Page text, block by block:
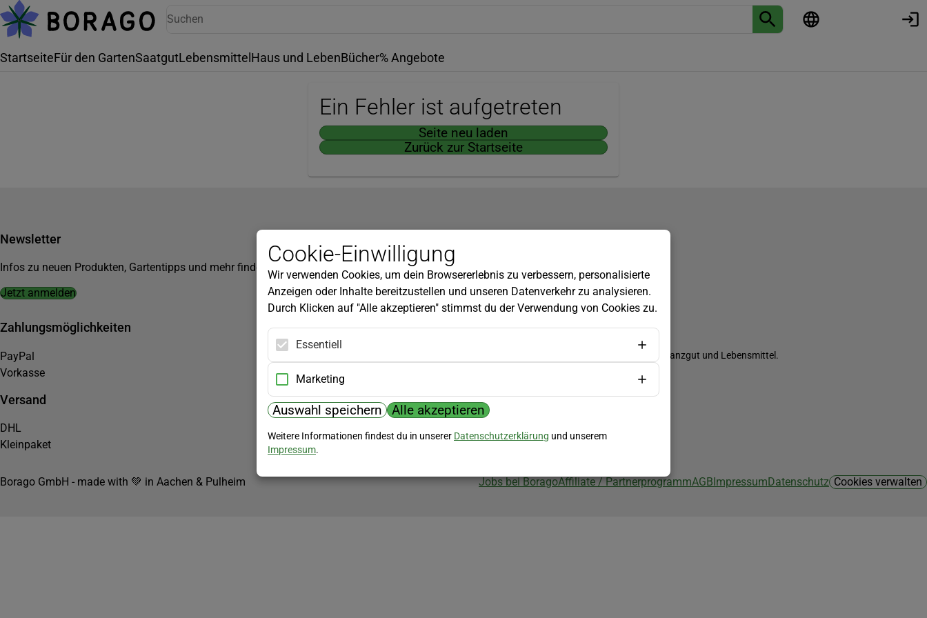
StartseiteFür den GartenSaatgutLebensmittel Haus und LebenBücher% Angebote
Ein Fehler ist aufgetreten
Seite neu laden
Zurück zur Startseite
Newsletter
Infos zu neuen Produkten, Gartentipps und mehr findest du in unserem Newsletter!
Jetzt anmelden
Kundenservice
Widerrufsbelehrung
Versandkosten
Zahlungsmöglichkeiten
PayPal
Vorkasse
Versand
DHL
Kleinpaket
Biozertifizierung
Borago ist biozertifiziert im Bereich Saatgut, Pflanzgut und Lebensmittel.
Borago GmbH - made with 💚 in Aachen & Pulheim Jobs bei BoragoAffiliate / PartnerprogrammAGBImpressumDatenschutz Cookies verwalten
Cookie-Einwilligung
Wir verwenden Cookies, um dein Browsererlebnis zu verbessern, personalisierte
Anzeigen oder Inhalte bereitzustellen und unseren Datenverkehr zu analysieren.
Durch Klicken auf "Alle akzeptieren" stimmst du der Verwendung von Cookies zu.
Essentiell
Marketing
Auswahl speichern Alle akzeptieren
Weitere Informationen findest du in unserer Datenschutzerklärung und unserem
Impressum.